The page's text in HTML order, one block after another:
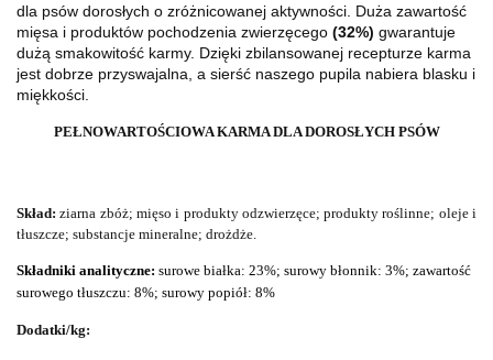
dla psów dorosłych o zróżnicowanej aktywności. Duża zawartość
mięsa i produktów pochodzenia zwierzęcego (32%) gwarantuje
dużą smakowitość karmy. Dzięki zbilansowanej recepturze karma
jest dobrze przyswajalna, a sierść naszego pupila nabiera blasku i
miękkości.
PEŁNOWARTOŚCIOWA KARMA DLA DOROSŁYCH PSÓW
Skład:ziarna zbóż; mięso i produkty odzwierzęce; produkty roślinne; oleje i
tłuszcze; substancje mineralne; drożdże.
Składniki analityczne: surowe białka: 23%; surowy błonnik: 3%; zawartość
surowego tłuszczu: 8%; surowy popiół: 8%
Dodatki/kg: